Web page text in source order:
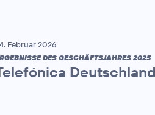
Februar 2026
DES GESCHÄFTSJAHRES 2025